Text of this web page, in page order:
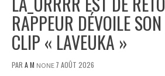
RAPPEUR DÉVOILE
CLIP « LAVEUKA »
PAR A M NONE 7 AOÛT 2026